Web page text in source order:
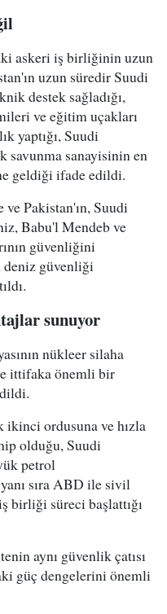
askeri iş birliğinin uzun
uzun süredir Suudi
destek sağladığı,
ve eğitim uçakları
yaptığı, Suudi
savunma sanayisinin en
geldiği ifade edildi.
ve Pakistan'ın, Suudi
Babu'l Mendeb ve
güvenliğini
deniz güvenliği
sunuyor
nükleer silaha
ittifaka önemli bir
ordusuna ve hızla
olduğu, Suudi
petrol
sıra ABD ile sivil
birliği süreci başlattığı
aynı güvenlik çatısı
güç dengelerini önemli